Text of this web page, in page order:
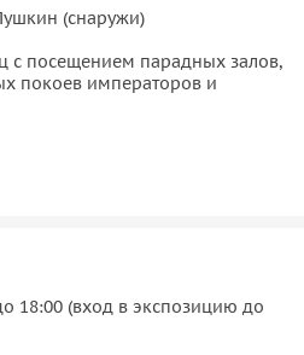
и оплаты вы получите e-mail и
приложения,
и Google Play).
«Покупки» вам будут доступен
(снаружи)
с посещением парадных залов,
покоев императоров и
18:00 (вход в экспозицию до